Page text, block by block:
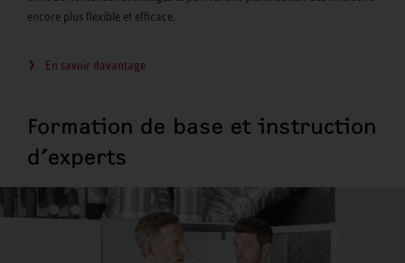
encore plus flexible et efficace.
En savoir davantage
Formation de base et instruction
d’experts